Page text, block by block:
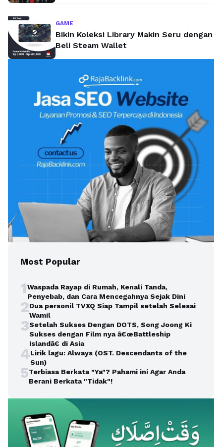
GAME
Bikin Koleksi Library Makin Seru dengan
Beli Steam Wallet
Most Popular
1Waspada Rayap di Rumah, Kenali Tanda,
Penyebab, dan Cara Mencegahnya Sejak Dini
2Dua personil TVXQ Siap Tampil setelah Selesai
Wamil
3Setelah Sukses Dengan DOTS, Song Joong Ki
Sukses dengan Film nya â€œBattleship
Islandâ€ di Asia
4Lirik lagu: Always (OST. Descendants of the
Sun)
5Terbiasa Berkata "Ya"? Pahami ini Agar Anda
Berani Berkata "Tidak"!